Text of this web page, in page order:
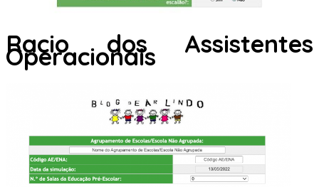
Racio dos Assistentes
Operacionais